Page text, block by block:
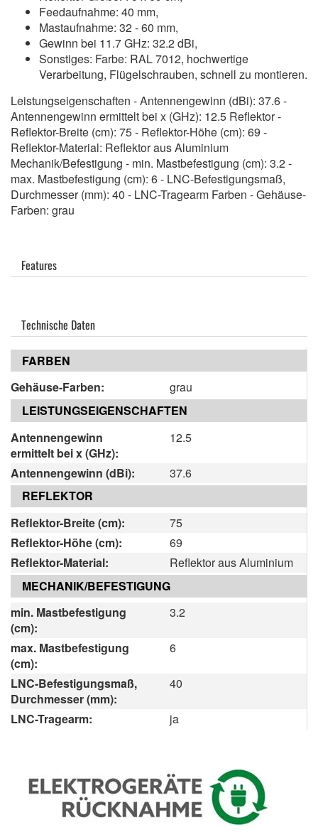
Feedaufnahme: 40 mm,
Mastaufnahme: 32 - 60 mm,
Gewinn bei 11.7 GHz: 32.2 dBi,
Sonstiges: Farbe: RAL 7012, hochwertige
Verarbeitung, Flügelschrauben, schnell zu montieren.
Leistungseigenschaften - Antennengewinn (dBi): 37.6 -
Antennengewinn ermittelt bei x (GHz): 12.5 Reflektor -
Reflektor-Breite (cm): 75 - Reflektor-Höhe (cm): 69 -
Reflektor-Material: Reflektor aus Aluminium
Mechanik/Befestigung - min. Mastbefestigung (cm): 3.2 -
max. Mastbefestigung (cm): 6 - LNC-Befestigungsmaß,
Durchmesser (mm): 40 - LNC-Tragearm Farben - Gehäuse-
Farben: grau
Features
Technische Daten
FARBEN
Gehäuse-Farben:
grau
LEISTUNGSEIGENSCHAFTEN
Antennengewinn
ermittelt bei x (GHz):
12.5
Antennengewinn (dBi):
37.6
REFLEKTOR
Reflektor-Breite (cm):
75
Reflektor-Höhe (cm):
69
Reflektor-Material:
Reflektor aus Aluminium
MECHANIK/BEFESTIGUNG
min. Mastbefestigung
(cm):
3.2
max. Mastbefestigung
(cm):
6
LNC-Befestigungsmaß,
Durchmesser (mm):
40
LNC-Tragearm: ja